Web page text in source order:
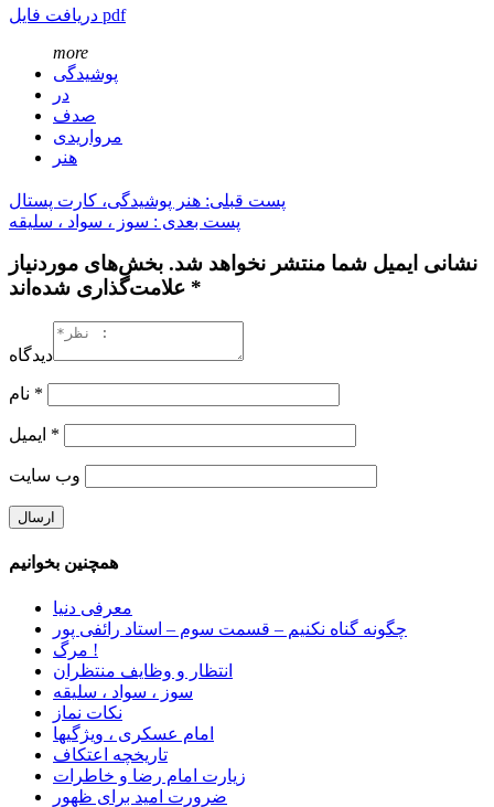
دریافت فایل pdf
more
پوشیدگی
در
صدف
مرواریدی
هنر
پست قبلی: هنر پوشیدگی، کارت پستال
پست بعدی : سوز ، سواد ، سلیقه
نشانی ایمیل شما منتشر نخواهد شد. بخش‌های موردنیاز
علامت‌گذاری شده‌اند *
دیدگاه
*
*
وب‌ سایت
همچنین بخوانیم
معرفی دنیا
چگونه گناه نکنیم – قسمت سوم – استاد رائفی پور
مرگ !
انتظار و وظایف منتظران
سوز ، سواد ، سلیقه
نکات نماز
امام عسکری ، ویژگیها
تاریخچه اعتکاف
زیارت امام رضا و خاطرات
ضرورت امید برای ظهور